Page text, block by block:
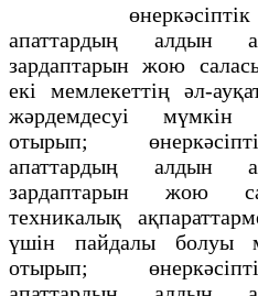
өнеркәсіптік
апаттардың алдын
зардаптарын жою
екі мемлекеттің әл-
жәрдемдесуі мүмкін
отырып; өнеркәсіптік
апаттардың алдын
зардаптарын жою
техникалық
үшін пайдалы болуы
отырып; өнеркәсіптік